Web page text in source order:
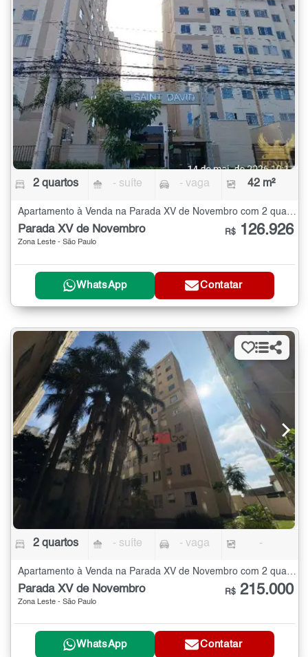
2 quartos - suíte - vaga 42 m²
Apartamento à Venda na Parada XV de Novembro com 2 quartos - 42 m²
Parada XV de Novembro
Zona Leste - São Paulo
R$ 126.926
WhatsApp Contatar
2 quartos - suíte - vaga -
Parada XV de Novembro
Zona Leste - São Paulo
R$ 215.000
WhatsApp Contatar